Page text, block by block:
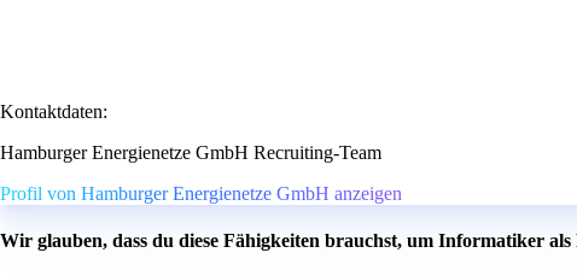
Kontaktdaten:
Hamburger Energienetze GmbH Recruiting-Team
Profil von Hamburger Energienetze GmbH anzeigen
Wir glauben, dass du diese Fähigkeiten brauchst, um Informatiker